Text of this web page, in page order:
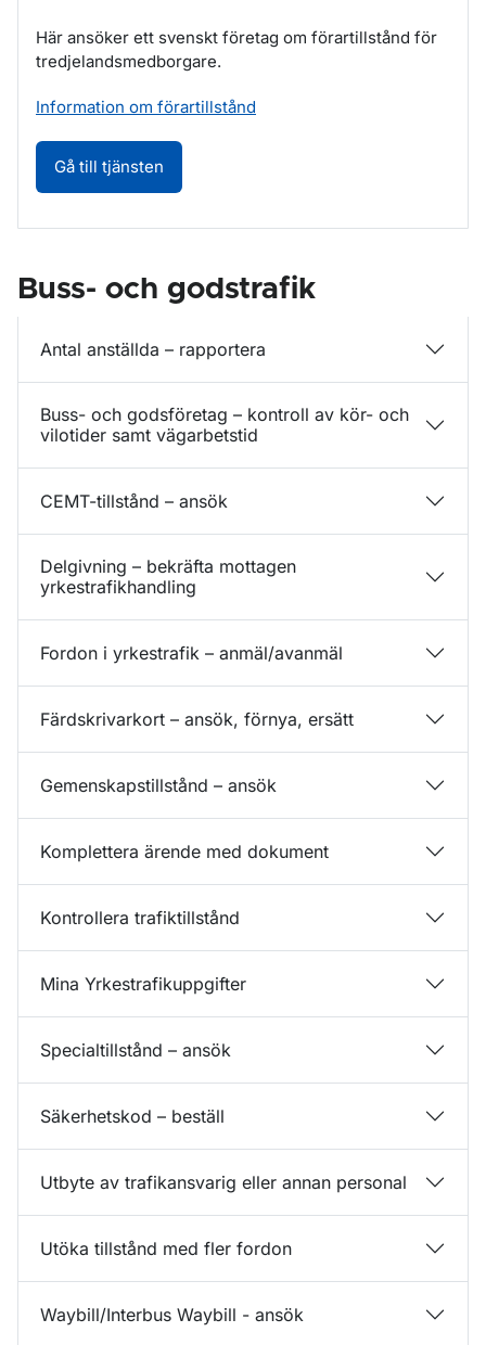
Här ansöker ett svenskt företag om förartillstånd för
tredjelandsmedborgare.
Information om förartillstånd
Gå till tjänsten
Buss- och godstrafik
Antal anställda – rapportera
Buss- och godsföretag – kontroll av kör- och
vilotider samt vägarbetstid
CEMT-tillstånd – ansök
Delgivning – bekräfta mottagen
yrkestrafikhandling
Fordon i yrkestrafik – anmäl/avanmäl
Färdskrivarkort – ansök, förnya, ersätt
Gemenskapstillstånd – ansök
Komplettera ärende med dokument
Kontrollera trafiktillstånd
Mina Yrkestrafikuppgifter
Specialtillstånd – ansök
Säkerhetskod – beställ
Utbyte av trafikansvarig eller annan personal
Utöka tillstånd med fler fordon
Waybill/Interbus Waybill - ansök